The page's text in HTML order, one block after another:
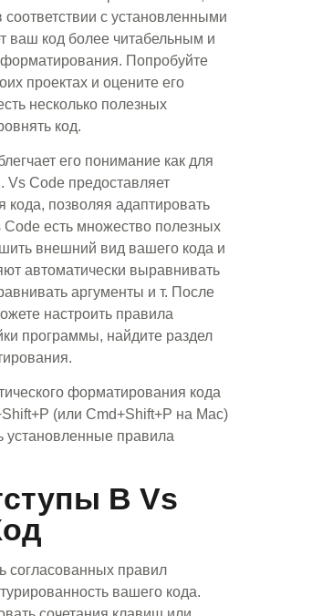
с установленными
ваш код более читабельным и
Попробуйте
проектах и оцените его
несколько полезных
код.
его понимание как для
Vs Code предоставляет
позволяя адаптировать
есть множество полезных
внешний вид вашего кода и
автоматически выравнивать
аргументы и т. После
настроить правила
программы, найдите раздел
форматирования кода
(или Cmd+Shift+P на Mac)
установленные правила
В Vs
согласованных правил
вашего кода.